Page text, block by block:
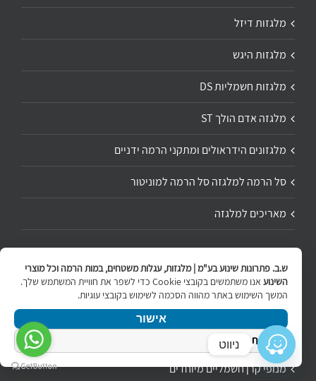
מלגזות דיזל
מלגזות היגש
מלגזות חשמליות DS
מלגזה אדם הולך ST
מלגזונים הידראולים ומתקני הרמה ידניים
סל הרמה למלגזה סל הרמה למוניטור
מאריכים למלגזה
מתקני הרמה בוואקום
מתקני הרמה לזכוכיות
מנוף קרן מתקני הרמה על ידי מנוף
מנופי קרן חשמליים מיוחדים
ש.ב. פתרונות שינוע בע"מ | מלגזות, עגלות משטחים, במות הרמה וכל מוצרי
השינוע
אנו משתמשים בקובצי Cookie כדי לשפר את חוויית המשתמש שלך.
המשך השימוש באתר מהווה הסכמה לשימוש בקובצי עוגיות.
אישור
מדיניות הפרטיות
ניווט